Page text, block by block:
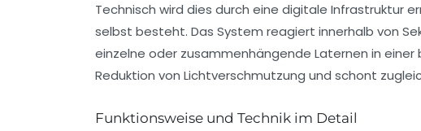
Technisch wird dies durch eine digitale Infrastruktur
selbst besteht. Das System reagiert innerhalb von
einzelne oder zusammenhängende Laternen in
Reduktion von Lichtverschmutzung und schont
Funktionsweise und Technik im Detail